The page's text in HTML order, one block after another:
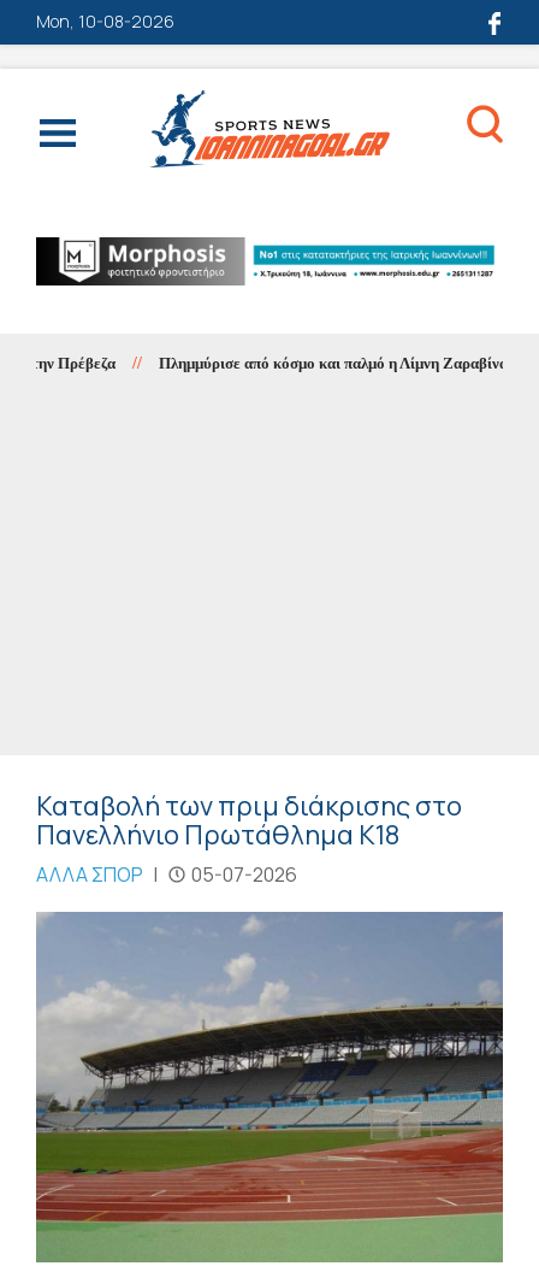
Mon, 10-08-2026
Πρέβεζα // Πλημμύρισε από κόσμο και παλμό η Λίμνη Ζαραβίνα –
Καταβολή των πριμ διάκρισης στο
Πανελλήνιο Πρωτάθλημα Κ18
ΑΛΛΑ ΣΠΟΡ | 05-07-2026